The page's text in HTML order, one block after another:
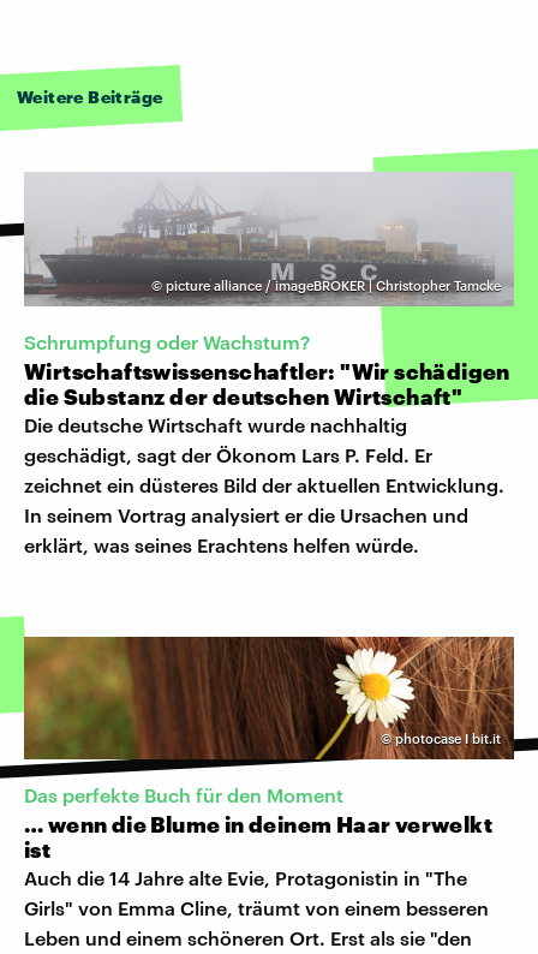
Weitere Beiträge
© picture alliance / imageBROKER | Christopher Tamcke
Schrumpfung oder Wachstum?
Wirtschaftswissenschaftler: "Wir schädigen
die Substanz der deutschen Wirtschaft"
Die deutsche Wirtschaft wurde nachhaltig
geschädigt, sagt der Ökonom Lars P. Feld. Er
zeichnet ein düsteres Bild der aktuellen Entwicklung.
In seinem Vortrag analysiert er die Ursachen und
erklärt, was seines Erachtens helfen würde.
©photocase I bit.it
Das perfekte Buch für den Moment
… wenn die Blume in deinem Haar verwelkt
ist
Auch die 14 Jahre alte Evie, Protagonistin in "The
Girls" von Emma Cline, träumt von einem besseren
Leben und einem schöneren Ort. Erst als sie "den